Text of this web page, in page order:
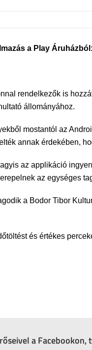
a Play Áruházból:
rendelkezők is
állományához.
mostantól az
annak érdekében,
az applikáció
az egységes
a Bodor Tibor
és értékes
a